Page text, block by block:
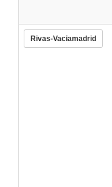
Rivas-Vaciamadrid